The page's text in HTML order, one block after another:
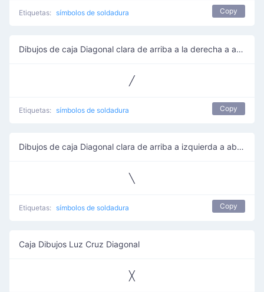
Etiquetas: símbolos de soldadura Copy
Dibujos de caja Diagonal clara de arriba a la derecha a abajo a la izquierda
╱
Etiquetas: símbolos de soldadura Copy
Dibujos de caja Diagonal clara de arriba a izquierda a abajo a derecha
╲
Etiquetas: símbolos de soldadura Copy
Caja Dibujos Luz Cruz Diagonal
╳